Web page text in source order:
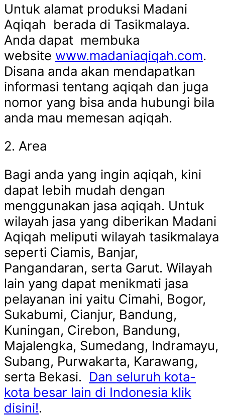
Untuk alamat produksi Madani
Aqiqah berada di Tasikmalaya.
Anda dapat membuka
website www.madaniaqiqah.com.
Disana anda akan mendapatkan
informasi tentang aqiqah dan juga
nomor yang bisa anda hubungi bila
anda mau memesan aqiqah.
2. Area
Bagi anda yang ingin aqiqah, kini
dapat lebih mudah dengan
menggunakan jasa aqiqah. Untuk
wilayah jasa yang diberikan Madani
Aqiqah meliputi wilayah tasikmalaya
seperti Ciamis, Banjar,
Pangandaran, serta Garut. Wilayah
lain yang dapat menikmati jasa
pelayanan ini yaitu Cimahi, Bogor,
Sukabumi, Cianjur, Bandung,
Kuningan, Cirebon, Bandung,
Majalengka, Sumedang, Indramayu,
Subang, Purwakarta, Karawang,
serta Bekasi. Dan seluruh kota-
kota besar lain di Indonesia klik
disini!.